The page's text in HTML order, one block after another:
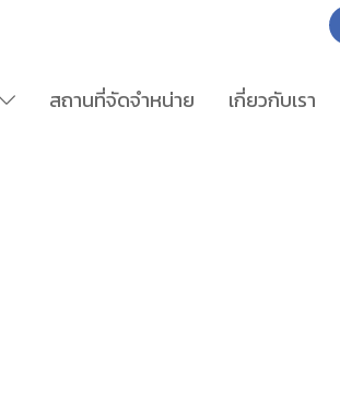
สถานที่จัดจำหน่าย เกี่ยวกับเรา